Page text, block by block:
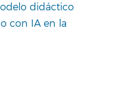
didáctico
con IA en la